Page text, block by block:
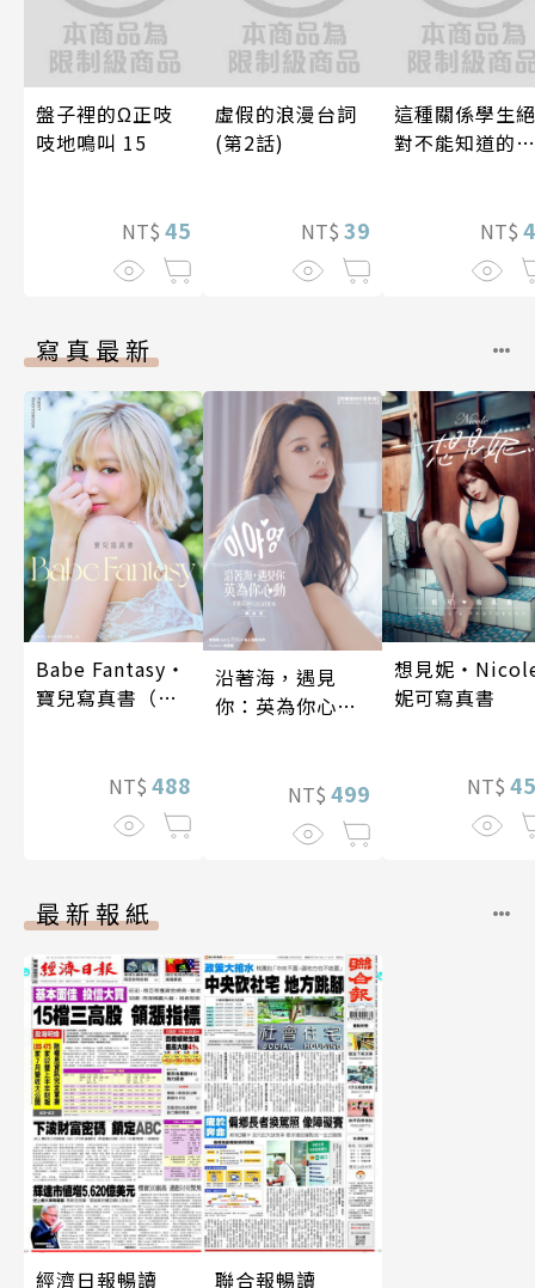
盤子裡的Ω正吱
吱地鳴叫 15
NT$ 45
虛假的浪漫台詞
(第2話)
NT$ 39
這種關係學生絕
對不能知道的
兩人是甜蜜的現
在進行式～ 04
NT$
寫真最新
Babe Fantasy‧
寶兒寫真書（加
NT$ 488
沿著海，遇見
你：英為你心動
NT$ 499
想見妮
妮可寫真書
NT$
最新報紙
經濟日報暢讀 聯合報暢讀